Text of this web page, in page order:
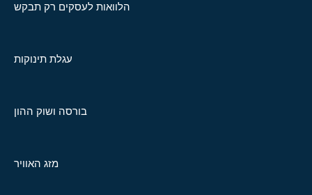
הלוואות לעסקים רק תבקש
עגלת תינוקות
בורסה ושוק ההון
מזג האוויר